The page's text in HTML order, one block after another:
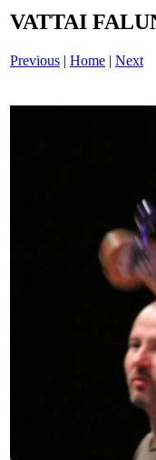
VATTAI
Previous | Home | Next